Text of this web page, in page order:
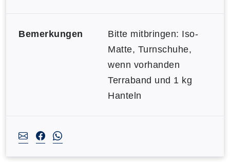
Bemerkungen
Bitte mitbringen: Iso-
Matte, Turnschuhe,
wenn vorhanden
Terraband und 1 kg
Hanteln